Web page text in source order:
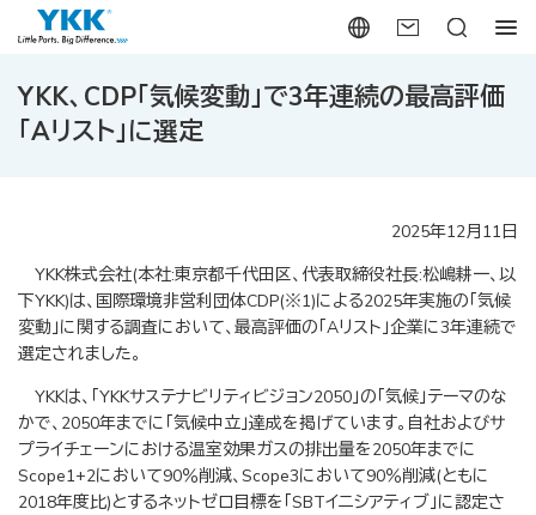
YKK、CDP「気候変動」で3年連続の最高評価
「Aリスト」に選定
2025年12月11日
YKK株式会社(本社:東京都千代田区、代表取締役社長:松嶋耕一、以
下YKK)は、国際環境非営利団体CDP(※1)による2025年実施の「気候
変動」に関する調査において、最高評価の「Aリスト」企業に3年連続で
選定されました。
YKKは、「YKKサステナビリティビジョン2050」の「気候」テーマのな
かで、2050年までに「気候中立」達成を掲げています。自社およびサ
プライチェーンにおける温室効果ガスの排出量を2050年までに
Scope1+2において90％削減、Scope3において90％削減(ともに
2018年度比)とするネットゼロ目標を「SBTイニシアティブ」に認定さ